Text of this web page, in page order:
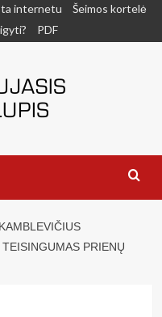
internetu
Šeimos kortelė
PDF
PRIENŲ